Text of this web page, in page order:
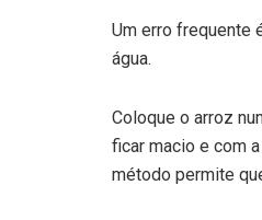
Coloque o arroz
método permite